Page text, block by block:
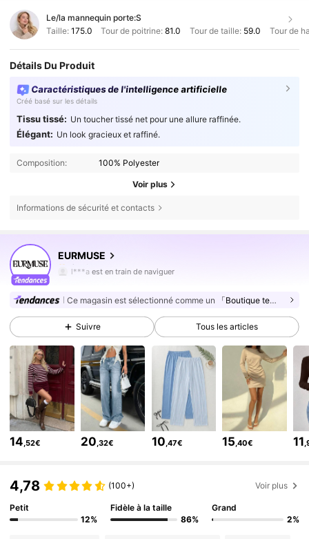
Le/la mannequin porte:S
Taille: 175.0 Tour de poitrine:81.0 Tour de taille: 59.0 Tour de
Détails Du Produit
Caractéristiques de l'intelligence artificielle
Créé basé sur les détails
Tissu tissé: Un toucher tissé net pour une allure raffinée.
Élégant: Un look gracieux et raffiné.
Composition: 100% Polyester
Voir plus
Informations de sécurité et contacts
EURMUSE
4,75
354K Suiveurs
l***aest en train de naviguer
4,75 354K Suiveurs
4,75 354K Suiveurs
4,75 354K Suiveurs
4,75 354K Suiveurs
4,75 354K Suiveurs
4,75 354K Suiveurs
4,75 354K Suiveurs
Ce magasin est sélectionné comme un 「Boutique tendance」
Suivre Tous les articles
14,52€ 20,32€ 10,47€ 15,40€ 11
4,78 (100+) Voir plus
Petit
12%
Fidèle à la taille
86%
Grand
2%